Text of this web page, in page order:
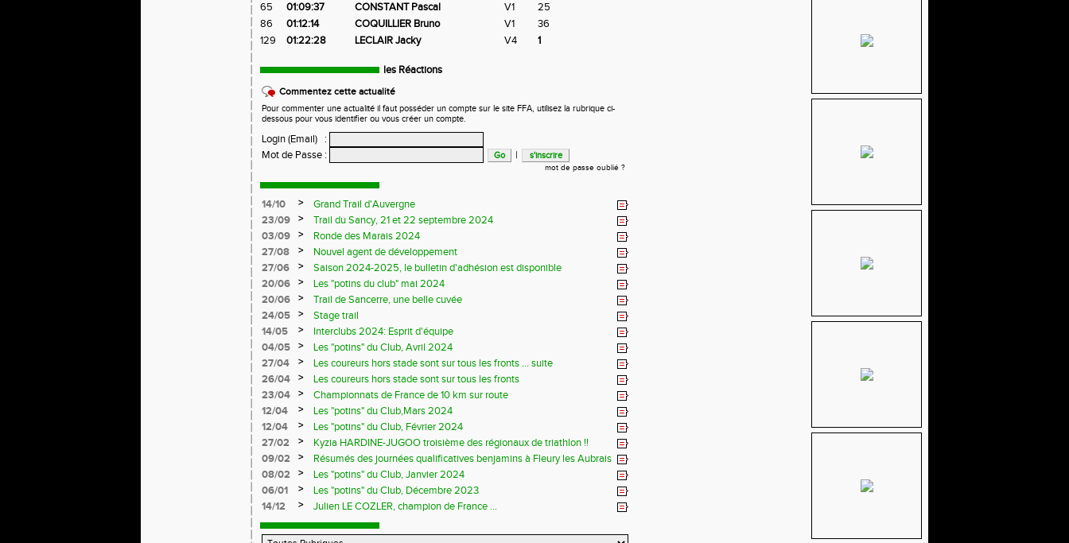
65
01:09:37 CONSTANT Pascal V1
25
86
01:12:14 COQUILLIER Bruno V1
36
129
01:22:28 LECLAIR Jacky V4 1
les Réactions
Commentez cette actualité
Pour commenter une actualité il faut posséder un compte sur le site FFA, utilisez la rubrique ci-
dessous pour vous identifier ou vous créer un compte.
Login (Email)
:
Mot de Passe : |
mot de passe oublié ?
14/10 >
Grand Trail d'Auvergne
23/09
>
Trail du Sancy, 21 et 22 septembre 2024
03/09
>
Ronde des Marais 2024
27/08
>
Nouvel agent de développement
27/06
>
Saison 2024-2025, le bulletin d'adhésion est disponible
20/06
>
Les "potins du club" mai 2024
20/06
>
Trail de Sancerre, une belle cuvée
24/05
>
Stage trail
14/05
>
Interclubs 2024: Esprit d'équipe
04/05
>
Les "potins" du Club, Avril 2024
27/04
>
Les coureurs hors stade sont sur tous les fronts ... suite
26/04
>
Les coureurs hors stade sont sur tous les fronts
23/04
>
Championnats de France de 10 km sur route
12/04
>
Les "potins" du Club,Mars 2024
12/04
>
Les "potins" du Club, Février 2024
27/02
>
Kyzia HARDINE-JUGOO troisième des régionaux de triathlon !!
09/02
>
Résumés des journées qualificatives benjamins à Fleury les Aubrais
08/02
>
Les "potins" du Club, Janvier 2024
06/01
>
Les "potins" du Club, Décembre 2023
14/12
> Julien LE COZLER, champion de France ...